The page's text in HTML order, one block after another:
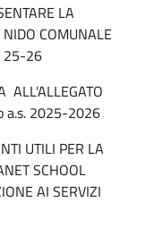
LA
COMUNALE
25-26
ALL'ALLEGATO
a.s. 2025-2026
UTILI PER LA
SCHOOL
AI SERVIZI